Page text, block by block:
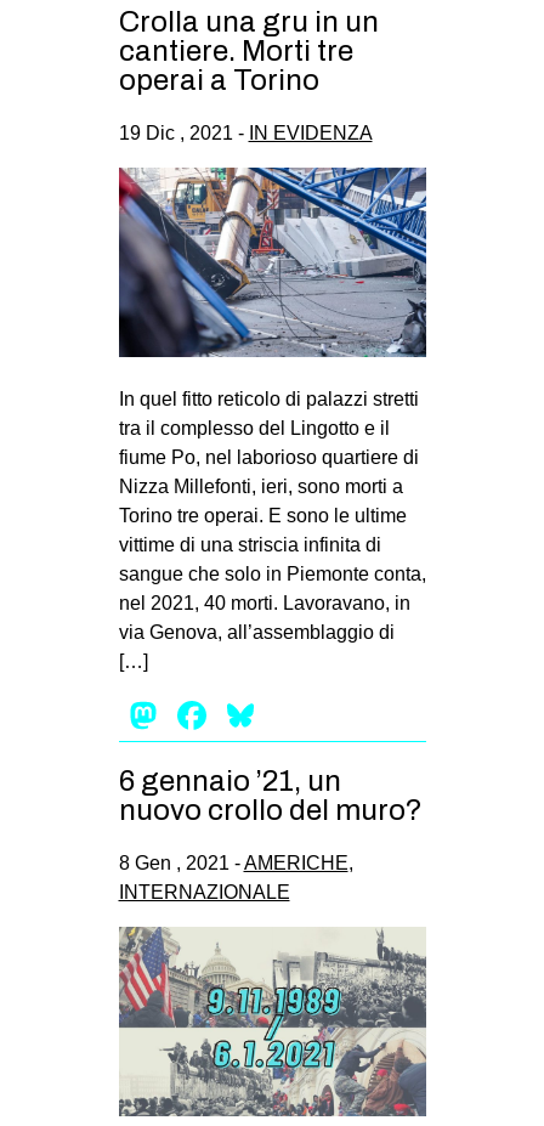
STUDENTI
CULTURE
CINEMA
MANIFESTI
MUSICA
RECENSIONI
INTERNAZIONALE
AFRICA
AMERICHE
ESTREMO ORIENTE
EUROPA
MEDIO ORIENTE
MONDO
EVENTI
tw
ms
Crolla una gru in un
cantiere. Morti tre
operai a Torino
19 Dic , 2021 - IN EVIDENZA
In quel fitto reticolo di palazzi stretti
tra il complesso del Lingotto e il
fiume Po, nel laborioso quartiere di
Nizza Millefonti, ieri, sono morti a
Torino tre operai. E sono le ultime
vittime di una striscia infinita di
sangue che solo in Piemonte conta,
nel 2021, 40 morti. Lavoravano, in
via Genova, all’assemblaggio di
[…]
Mastodon
Facebook
6 gennaio ’21, un
nuovo crollo del muro?
8 Gen , 2021 -AMERICHE,
INTERNAZIONALE